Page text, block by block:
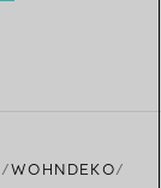
WOHNDEKO